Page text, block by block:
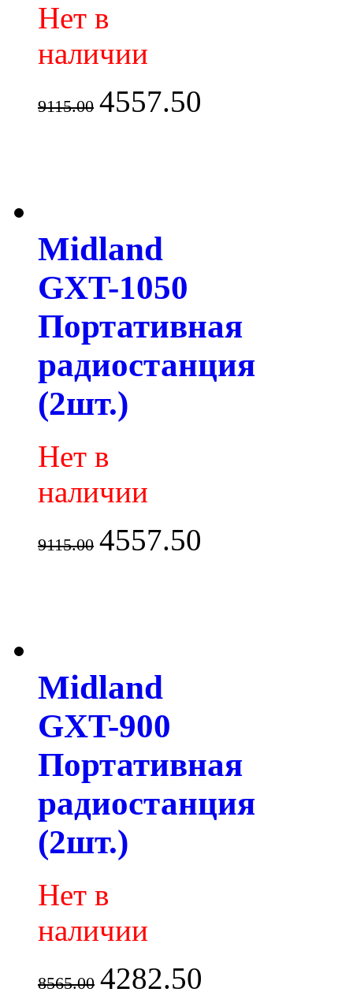
Нет в
наличии
9115.00 4557.50
Midland
GXT-1050
Портативная
радиостанция
(2шт.)
Нет в
наличии
9115.00 4557.50
Midland
GXT-900
Портативная
радиостанция
(2шт.)
Нет в
наличии
8565.00 4282.50